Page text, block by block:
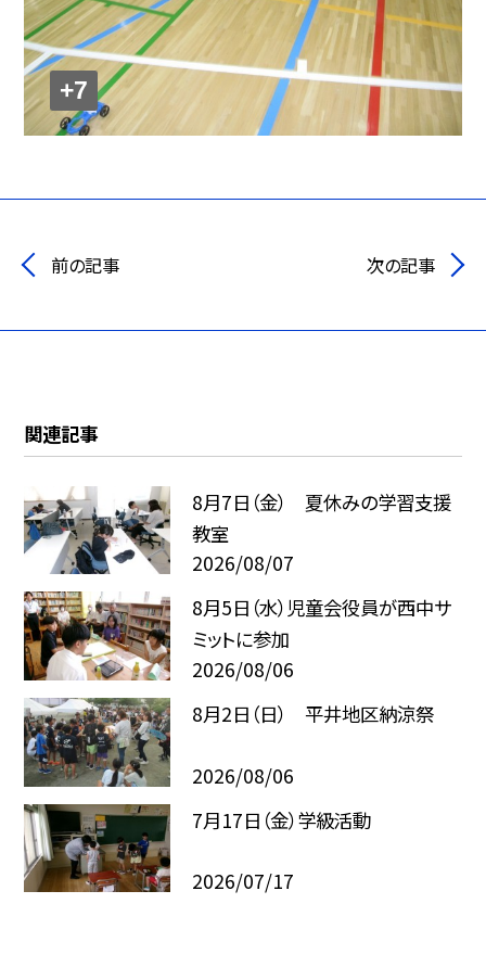
+7
前の記事 次の記事
関連記事
8月7日（金） 夏休みの学習支援
教室
2026/08/07
8月5日（水）児童会役員が西中サ
ミットに参加
2026/08/06
8月2日（日） 平井地区納涼祭
2026/08/06
7月17日（金）学級活動
2026/07/17